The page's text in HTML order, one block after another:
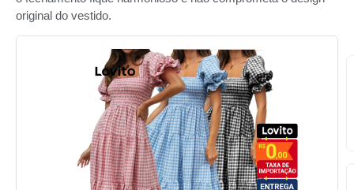
original do vestido.